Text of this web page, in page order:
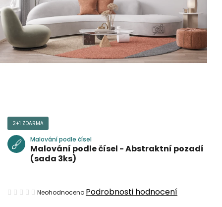
2+1 ZDARMA
Malování podle čísel
Malování podle čísel - Abstraktní pozadí
(sada 3ks)
Průměrné
Neohodnoceno Podrobnosti hodnocení